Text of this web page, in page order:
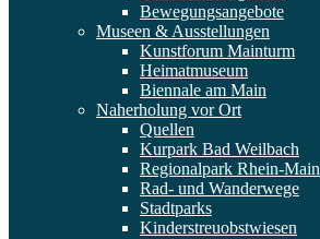
Bewegungsangebote
Museen & Ausstellungen
Kunstforum Mainturm
Heimatmuseum
Biennale am Main
Naherholung vor Ort
Quellen
Kurpark Bad Weilbach
Regionalpark Rhein-Main
Rad- und Wanderwege
Stadtparks
Kinderstreuobstwiesen